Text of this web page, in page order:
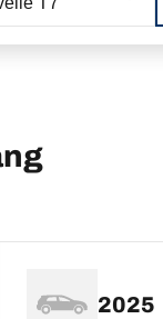
2025